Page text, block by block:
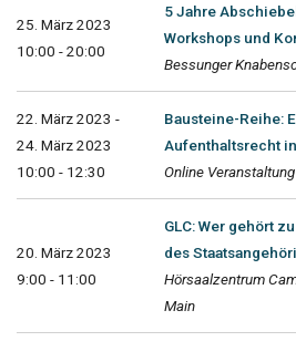
25. März 2023
10:00 - 20:00
5 Jahre
Workshops und
Bessunger
22. März 2023 -
24. März 2023
10:00 - 12:30
Bausteine-Reihe:
Aufenthaltsrecht
Online Veranstaltung
20. März 2023
9:00 - 11:00
GLC: Wer gehört
des
Hörsaalzentrum
Main